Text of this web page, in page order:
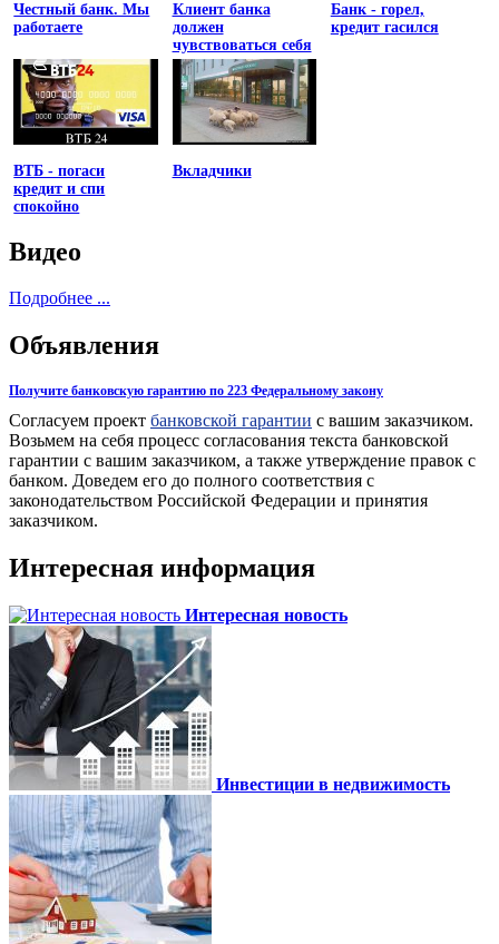
Честный банк. Мы
работаете
Клиент банка
должен
чувствоваться себя
униженным
Банк - горел,
кредит гасился
ВТБ - погаси
кредит и спи
спокойно
Вкладчики
Видео
Подробнее ...
Объявления
Получите банковскую гарантию по 223 Федеральному закону
Согласуем проект банковской гарантии с вашим заказчиком.
Возьмем на себя процесс согласования текста банковской
гарантии с вашим заказчиком, а также утверждение правок с
банком. Доведем его до полного соответствия с
законодательством Российской Федерации и принятия
заказчиком.
Интересная информация
Интересная новость
Инвестиции в недвижимость